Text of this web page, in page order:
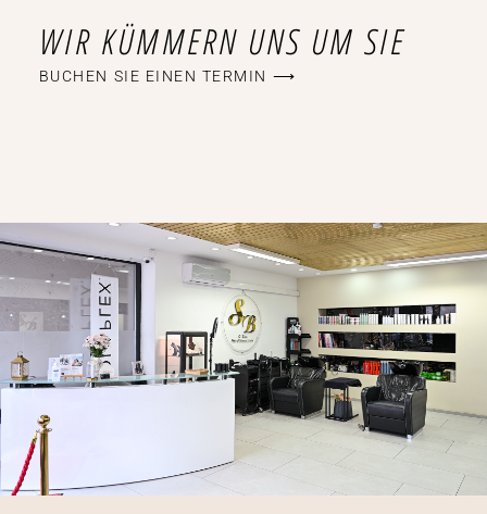
WIR KÜMMERN UNS UM SIE
BUCHEN SIE EINEN TERMIN ⟶